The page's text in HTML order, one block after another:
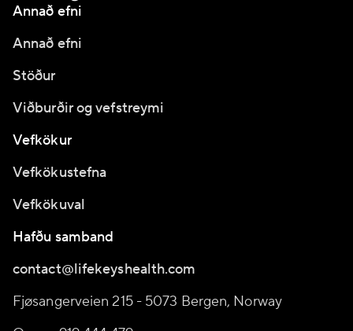
Annað efni
Annað efni
Stöður
Viðburðir og vefstreymi
Vefkökur
Vefkökustefna
Vefkökuval
Hafðu samband
contact@lifekeyshealth.com
Fjøsangerveien 215 - 5073 Bergen, Norway